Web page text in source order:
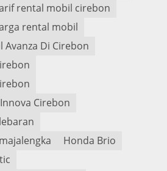
rental mobil cirebon
rental mobil
Avanza Di Cirebon
Cirebon
Honda Brio